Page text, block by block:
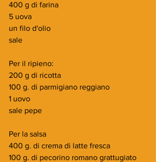
400 g di farina
5 uova
un filo d'olio
sale
Per il ripieno:
200 g di ricotta
100 g. di parmigiano reggiano
1 uovo
sale pepe
Per la salsa
400 g. di crema di latte fresca
100 g. di pecorino romano grattugiato